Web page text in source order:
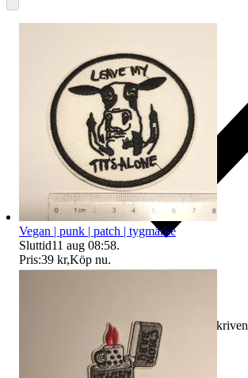
Ersättning om varan inte är som beskriven
Vegan | punk | patch | tygmärke
Sluttid11 aug 08:58.
Pris:39 kr,Köp nu.